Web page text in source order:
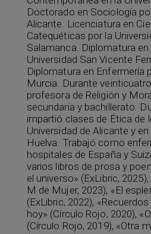
Doctorado en Sociología
Alicante. Licenciatura en
Catequéticas por la
Salamanca. Diplomatura
Universidad San Vicente
Diplomatura en Enfermería
Murcia. Durante
profesora de Religión y
secundaria y bachillerato.
impartió clases de Ética de
Universidad de Alicante y
Huelva. Trabajó como
hospitales de España y
varios libros de prosa y
el universo» (ExLibric,
M de Mujer, 2023), «El
(ExLibric, 2022),
hoy» (Círculo Rojo, 2020),
(Círculo Rojo, 2019), «Otra